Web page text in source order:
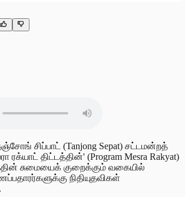
சிப்பாட் (Tanjong Sepat) சட்டமன்றத்
ரக்யாட் திட்டத்தின்' (Program Mesra Rakyat)
சுமையைக் குறைக்கும் வகையில்
நிதியுதவிகள்